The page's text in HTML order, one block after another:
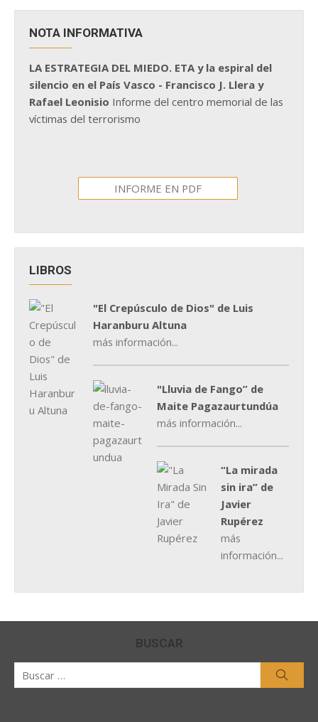
NOTA INFORMATIVA
LA ESTRATEGIA DEL MIEDO. ETA y la espiral del
silencio en el País Vasco - Francisco J. Llera y
Rafael Leonisio Informe del centro memorial de las
víctimas del terrorismo
INFORME EN PDF
LIBROS
"El Crepúsculo de Dios" de Luis
Haranburu Altuna
más información...
"Lluvia de Fango” de
Maite Pagazaurtundúa
más información...
“La mirada
sin ira” de
Javier
Rupérez
más
información...
BUSCAR